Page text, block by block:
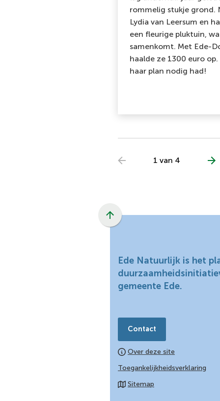
rommelig stukje grond.
Lydia van Leersum en
een fleurige pluktuin,
samenkomt. Met Ede-
haalde ze 1300 euro
haar plan nodig had!
1 van 4
Scroll
naar
het
begin
van
paginainhoud
Ede Natuurlijk is het
gemeente Ede.
Contact
Over deze site
Toegankelijkheidsverklaring
Sitemap